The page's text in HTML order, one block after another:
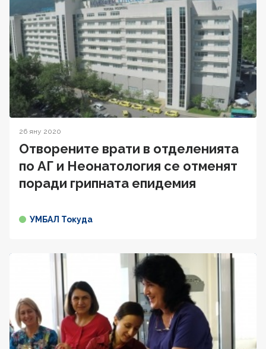
26 яну 2020
Отворените врати в отделенията
по АГ и Неонатология се отменят
поради грипната епидемия
УМБАЛ Токуда